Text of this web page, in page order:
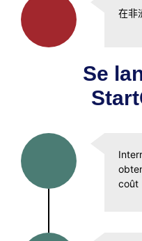
在非
Se
coût